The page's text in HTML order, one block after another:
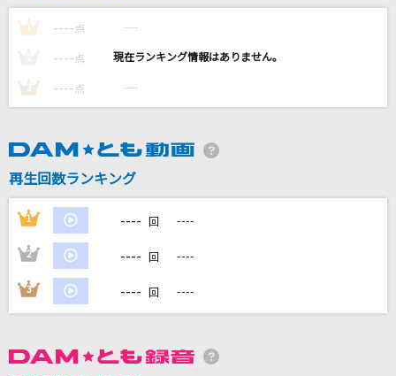
僕にはどうしてわかるんだろう
[生音]そっけない
Superfly
カラオケ最新情報をチェック！
1 ---- 点 ----
---- 点 ----
3 ---- 点 ----
再生回数ランキング
1 ---- 回 ----
2 ---- 回 ----
3 ---- 回 ----